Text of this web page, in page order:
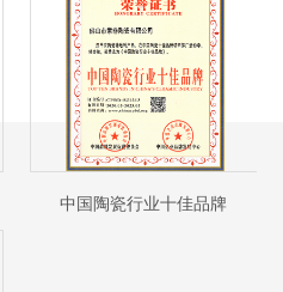
中国陶瓷行业十佳品牌